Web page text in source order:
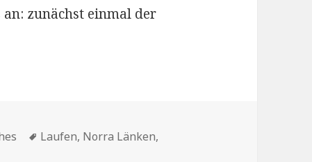
zunächst einmal der
Schlagwörter
Laufen, Norra Länken,
Schlange